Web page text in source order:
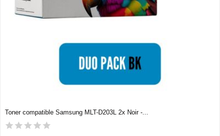
Toner compatible Samsung MLT-D203L 2x Noir -...